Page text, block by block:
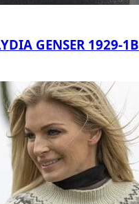
GENSER 1929-1B